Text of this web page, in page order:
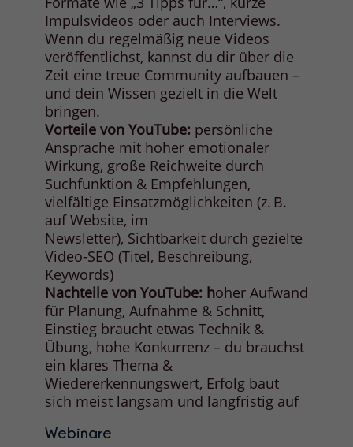
Impulsvideos oder auch Interviews.
Wenn du regelmäßig neue Videos
veröffentlichst, kannst du dir über die
Zeit eine treue Community aufbauen –
und dein Wissen gezielt in die Welt
bringen.
Vorteile von YouTube: persönliche
Ansprache mit hoher emotionaler
Wirkung, große Reichweite durch
Suchfunktion & Empfehlungen,
vielfältige Einsatzmöglichkeiten (z. B.
auf Website, im
Newsletter), Sichtbarkeit durch gezielte
Video-SEO (Titel, Beschreibung,
Keywords)
Nachteile von YouTube: hoher Aufwand
für Planung, Aufnahme & Schnitt,
Einstieg braucht etwas Technik &
Übung, hohe Konkurrenz – du brauchst
ein klares Thema &
Wiedererkennungswert, Erfolg baut
sich meist langsam und langfristig auf
Webinare